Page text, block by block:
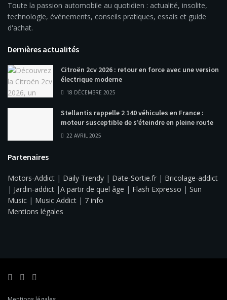
Toute la passion automobile au quotidien : actualité, insolite,
technologie, événements, conseils pratiques, essais et guide
d'achat.
Dernières actualités
Citroën 2cv 2026 : retour en force avec une version
électrique moderne
18 DÉCEMBRE 2025
Stellantis rappelle 2 140 véhicules en France :
moteur susceptible de s’éteindre en pleine route
22 AVRIL 2025
Partenaires
Motors-Addict | Daily Trendy | Date-Sortie.fr | Bricolage-addict
| Jardin-addict |A partir de quel âge | Flash Expresso | Sun
Music | Music Addict | 7 info
Mentions légales